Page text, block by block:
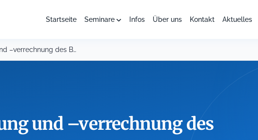
Startseite Seminare Infos Über uns Kontakt Aktuelles
Leistungserfassung und –verrechnung des Bauhofs
und –verrechnung des